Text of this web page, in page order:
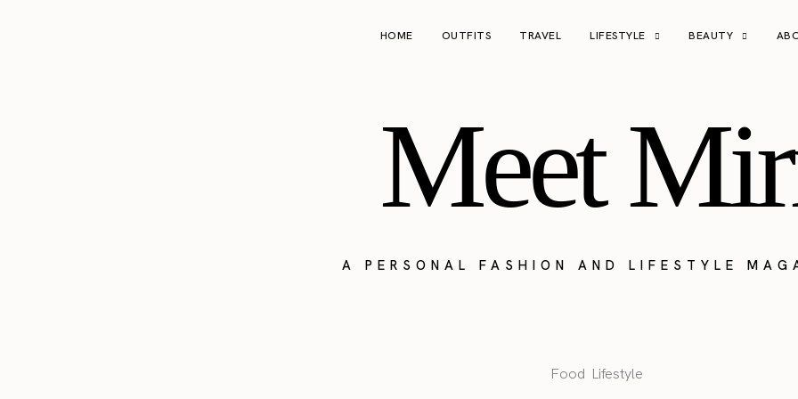
HOME OUTFITS TRAVEL LIFESTYLE BEAUTY
Meet
A PERSONAL FASHION AND LIFESTYLE
Food Lifestyle